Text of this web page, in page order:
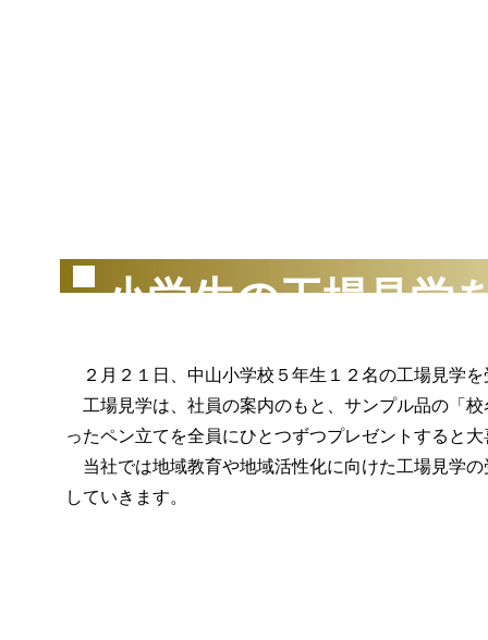
小学生の工場見学
２月２１日、中山小学校５年生１２名の工場見学を
工場見学は、社員の案内のもと、サンプル品の「
ったペン立てを全員にひとつずつプレゼントすると
当社では地域教育や地域活性化に向けた工場見学
していきます。